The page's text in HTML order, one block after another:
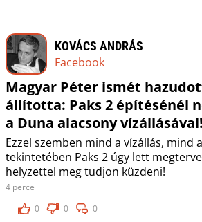
KOVÁCS ANDRÁS
Facebook
Magyar Péter ismét
állította: Paks 2 építésénél
a Duna alacsony vízállásával!
Ezzel szemben mind a vízállás, mind
tekintetében Paks 2 úgy lett
helyzettel meg tudjon küzdeni!
4 perce
0
0 0